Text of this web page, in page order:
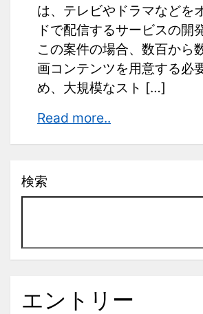
は、テレビやドラマなどを
ドで配信するサービスの開
この案件の場合、数百から
画コンテンツを用意する必
め、大規模なスト […]
Read more..
な
配
検索
エントリー